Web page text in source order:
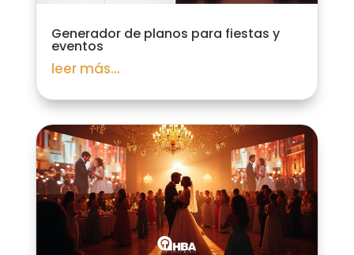
Generador de planos para fiestas y
eventos
leer más...